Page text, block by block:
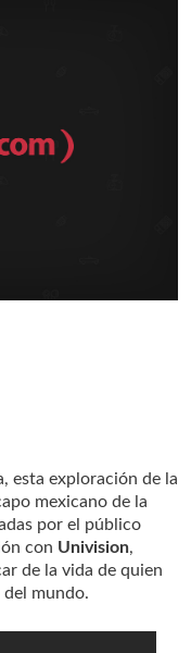
esta exploración de la
mexicano de la
por el público
con Univision,
de la vida de quien
mundo.